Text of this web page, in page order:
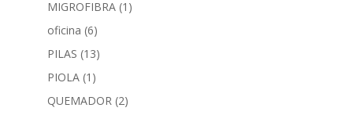
MIGROFIBRA (1)
oficina (6)
PILAS (13)
PIOLA (1)
QUEMADOR (2)